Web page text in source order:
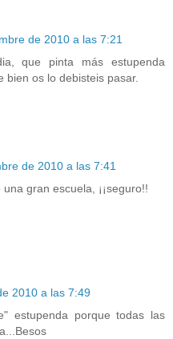
de 2010 a las 7:21
que pinta más estupenda
bien os lo debisteis pasar.
de 2010 a las 7:41
gran escuela, ¡¡seguro!!
2010 a las 7:49
estupenda porque todas las